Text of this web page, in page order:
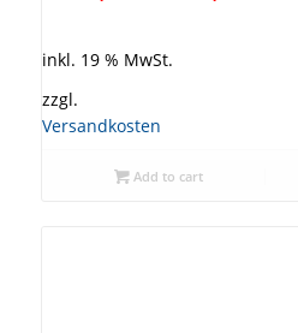
inkl. 19 % MwSt.
zzgl.
Versandkosten
Add to cart